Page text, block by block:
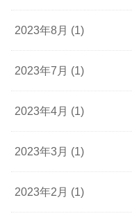
2023年8月 (1)
2023年7月 (1)
2023年4月 (1)
2023年3月 (1)
2023年2月 (1)